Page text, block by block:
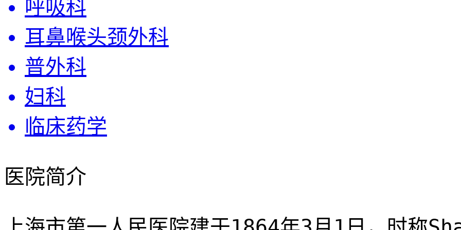
呼吸科
耳鼻喉头颈外科
普外科
妇科
临床药学
医院简介